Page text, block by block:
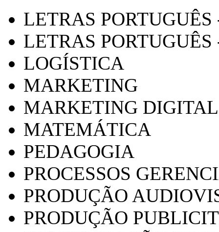
LETRAS
LETRAS PORTUGUÊS
LOGÍSTICA
MARKETING
MARKETING DIGITAL
MATEMÁTICA
PEDAGOGIA
PROCESSOS
PRODUÇÃO
PRODUÇÃO